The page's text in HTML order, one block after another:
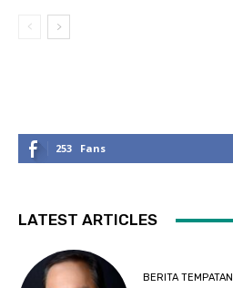
253 Fans
LATEST ARTICLES
BERITA TEMPATAN